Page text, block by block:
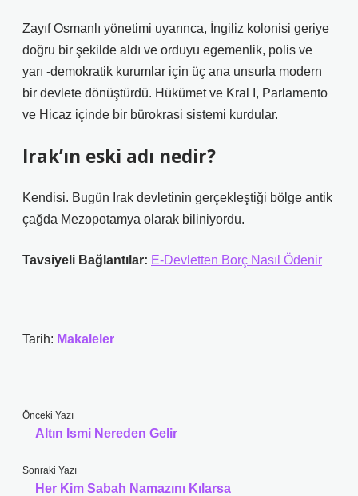
Zayıf Osmanlı yönetimi uyarınca, İngiliz kolonisi geriye
doğru bir şekilde aldı ve orduyu egemenlik, polis ve
yarı -demokratik kurumlar için üç ana unsurla modern
bir devlete dönüştürdü. Hükümet ve Kral I, Parlamento
ve Hicaz içinde bir bürokrasi sistemi kurdular.
Irak’ın eski adı nedir?
Kendisi. Bugün Irak devletinin gerçekleştiği bölge antik
çağda Mezopotamya olarak biliniyordu.
Tavsiyeli Bağlantılar: E-Devletten Borç Nasıl Ödenir
Tarih: Makaleler
Önceki Yazı
Altın Ismi Nereden Gelir
Sonraki Yazı
Her Kim Sabah Namazını Kılarsa